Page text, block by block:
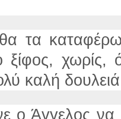
τα
ξίφος,
καλή
ο Άγγελος να